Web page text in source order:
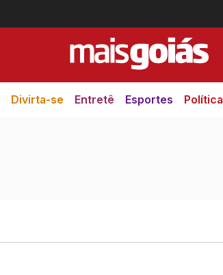
Divirta-se Entretê Esportes Política